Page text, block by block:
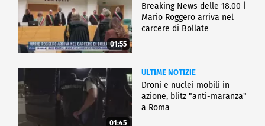
01:55
Breaking News delle 18.00 |
Mario Roggero arriva nel
carcere di Bollate
01:45
ULTIME NOTIZIE
Droni e nuclei mobili in
azione, blitz "anti-maranza"
a Roma